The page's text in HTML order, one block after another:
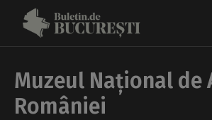
Muzeul Național de
României